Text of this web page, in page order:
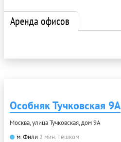
Аренда офисов
Особняк Тучковская 9А
Москва, улица Тучковская, дом 9А
м. Фили 2 мин. пешком